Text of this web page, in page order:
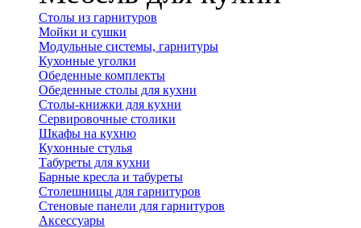
Столы из гарнитуров
Мойки и сушки
Модульные системы, гарнитуры
Кухонные уголки
Обеденные комплекты
Обеденные столы для кухни
Столы-книжки для кухни
Сервировочные столики
Шкафы на кухню
Кухонные стулья
Табуреты для кухни
Барные кресла и табуреты
Столешницы для гарнитуров
Стеновые панели для гарнитуров
Аксессуары